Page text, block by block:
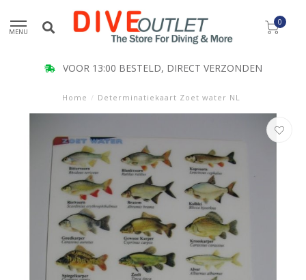
MENU
0
VOOR 13:00 BESTELD, DIRECT VERZONDEN
Home / Determinatiekaart Zoet water NL